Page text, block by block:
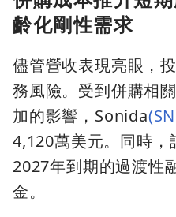
齡化剛性需求
儘管營收表現亮眼，
務風險。受到併購相
加的影響，Sonida
4,120萬美元。同時
2027年到期的過渡性
金。